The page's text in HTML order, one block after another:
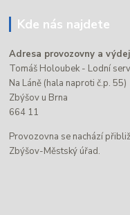
Kde nás najdete
Adresa provozovny a
Tomáš Holoubek - Lodní
Na Láně (hala naproti č.p. 55)
Zbýšov u Brna
664 11
Provozovna se nachází
Zbýšov-Městský úřad.